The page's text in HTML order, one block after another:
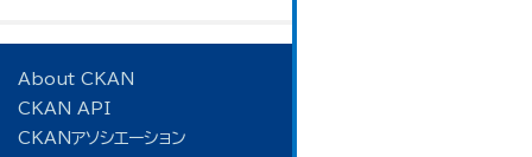
About CKAN
CKAN API
CKANアソシエーション